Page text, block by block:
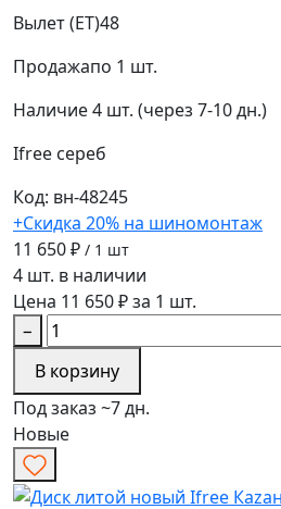
Вылет (ET)48
Продажапо 1 шт.
Наличие4 шт. (через 7-10 дн.)
Ifree сереб
Код: вн-48245
+Скидка 20% на шиномонтаж
11 650 ₽ / 1 шт
4 шт. в наличии
Цена 11 650 ₽ за 1 шт.
−
В корзину
Под заказ ~7 дн.
Новые